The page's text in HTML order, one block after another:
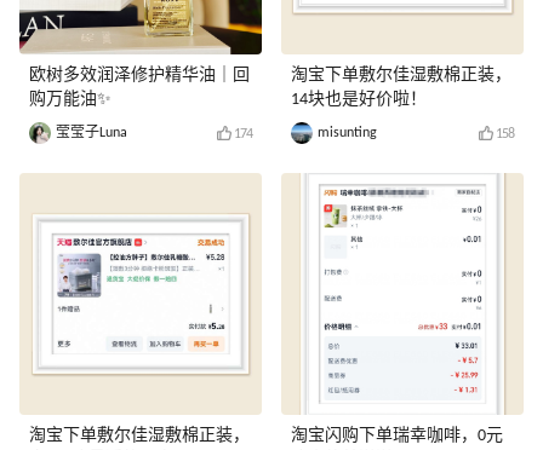
欧树多效润泽修护精华油｜回
购万能油✨
莹莹子Luna 174
淘宝下单敷尔佳湿敷棉正装，
淘宝下单敷尔佳湿敷棉正装，
14块也是好价啦！
misunting 158
淘宝闪购下单瑞幸咖啡，0元